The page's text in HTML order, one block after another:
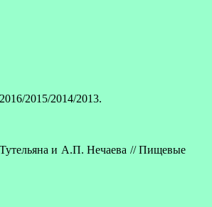
2015/2014/2013.
и А.П. Нечаева // Пищевые